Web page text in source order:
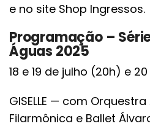
e no site Shop Ingressos.
Programação –
Águas 2025
18 e 19 de julho (20h) e
GISELLE — com
Filarmônica e Ballet